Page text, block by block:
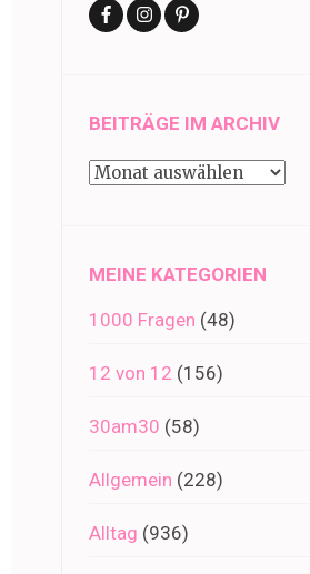
BEITRÄGE IM ARCHIV
Beiträge
MEINE KATEGORIEN
1000 Fragen (48)
12 von 12 (156)
30am30 (58)
Allgemein (228)
Alltag (936)